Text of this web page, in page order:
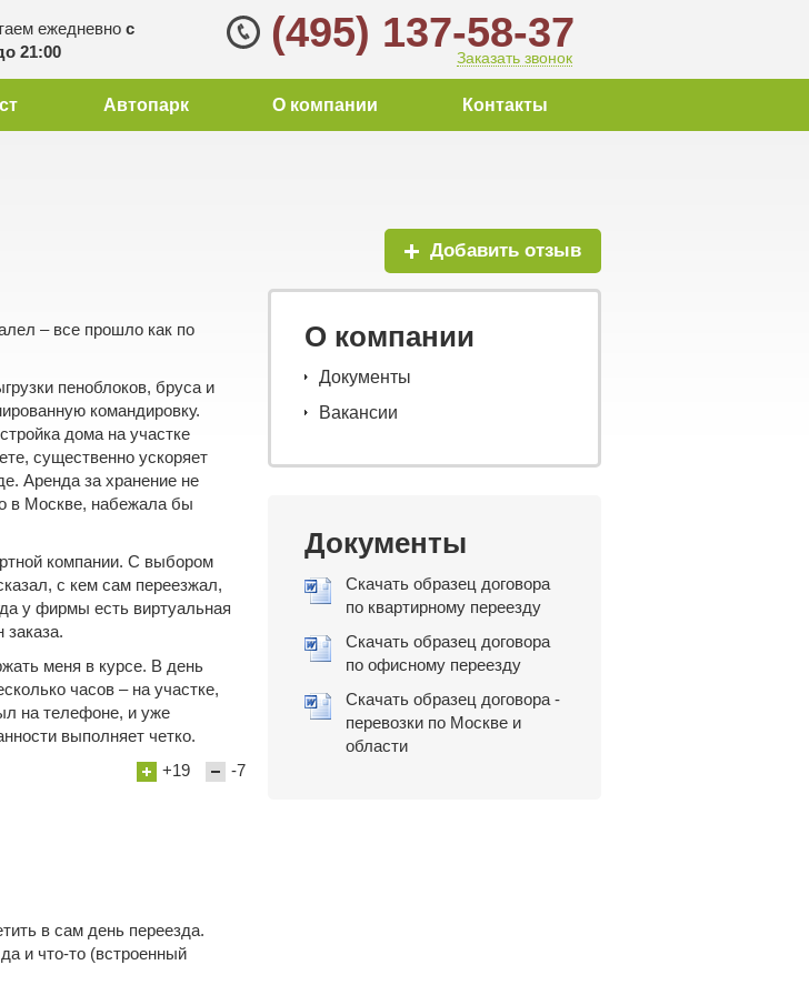
Автопарк О компании Контакты
(495) 137-58-37
Заказать звонок
ежедневно с
21:00
Добавить отзыв
– все прошло как по
пеноблоков, бруса и
командировку.
дома на участке
существенно ускоряет
Аренда за хранение не
в Москве, набежала бы
компании. С выбором
с кем сам переезжал,
у фирмы есть виртуальная
меня в курсе. В день
часов – на участке,
на телефоне, и уже
выполняет четко.
+19 -7
в сам день переезда.
и что-то (встроенный
О компании
Документы
Вакансии
Документы
Скачать образец договора
по квартирному переезду
Скачать образец договора
по офисному переезду
Скачать образец договора -
перевозки по Москве и
области